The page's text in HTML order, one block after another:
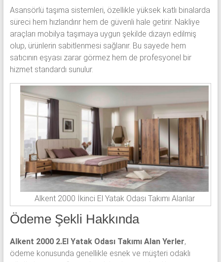
Asansörlü taşıma sistemleri, özellikle yüksek katlı binalarda
süreci hem hızlandırır hem de güvenli hale getirir. Nakliye
araçları mobilya taşımaya uygun şekilde dizayn edilmiş
olup, ürünlerin sabitlenmesi sağlanır. Bu sayede hem
satıcının eşyası zarar görmez hem de profesyonel bir
hizmet standardı sunulur.
Alkent 2000 İkinci El Yatak Odası Takımı Alanlar
Ödeme Şekli Hakkında
Alkent 2000 2.El Yatak Odası Takımı Alan Yerler,
ödeme konusunda genellikle esnek ve müşteri odaklı